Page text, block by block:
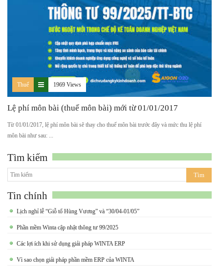
Thuế 1969 Views
Lệ phí môn bài (thuế môn bài) mới từ 01/01/2017
Từ 01/01/2017, lệ phí môn bài sẽ thay cho thuế môn bài trước đây và mức thu lệ phí
môn bài như sau: ...
Tìm kiếm
Tin chính
Lịch nghỉ lễ “Giỗ tổ Hùng Vương” và “30/04-01/05”
Phần mềm Winta cập nhật thông tư 99/2025
Các lợi ích khi sử dụng giải pháp WINTA ERP
Vì sao chọn giải pháp phần mềm ERP của WINTA